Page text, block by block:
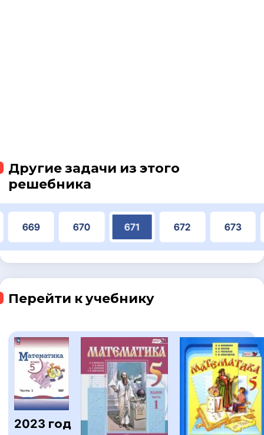
Другие задачи из этого
решебника
669 670 671 672 673
Перейти к учебнику
2023 год